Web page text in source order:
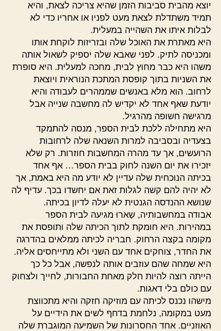
יוצא מהבית סביבות הזמן שהיא צריכה לצאת, והיא
תמיד משתדלת לצאת מעט לפניו או אחריו כדי לא
לבלות איתו את השהייה במעלית.
היא מאתרת את האוכל שלה ובזריזות לוקחת אותו
ומכניסה לתיק. לפני שאבא שלה יספיק לשאול אותה
משהו היא כבר מחוץ לבית, מחכה למעלית. היא סופרת
את השניות בתוך קופסת המתכת הנוראית ויוצאת
לרחוב. הוא מלא באנשים שממהרים לעבודה והיא
יודעת שאף אחד לא יקדיש לה מחשבה שנייה אבל
מרגישה חשופה מהרגיל.
היא מתחילה ללכת לבית הספר, מנסה להתמקד
בצעדיה ובסביבה למרות השנאה שלה לרחובות
הרועשים, אך עד מהרה המחשבות חוזרות. רק שלא
יזכירו את יום השנה לחוק בבית הספר… אף אחד
בכיתה הנוכחית שלה עדיין לא יודע מה היא באמת, אך
לא יהיה להם קשה לגלות זאת אם יחשדו בכך. עדיף לה
שנושא ההנדסה הגנטית לא יעלה לדיון בכיתה.
אבודה במחשבותיה, שַארוּ מגיעה לבית הספר
במהירות. היא חומקת לתוך הכיתה שלה ותופסת את
מקומה בקצה הרחוק. חבריה לכיתה ממלאים בהדרגה
את החדר, צוחקים אחד עם השני ולא מתייחסים אליה.
היא שמחה שהם עוזבים אותה לנפשה, אבל כל כך
הייתה רוצה להיות חלק מאחת החבורות, לחייך ולצחוק
עם כולם בלי דאגות.
מישהו נכנס לכיתה עם מוזיקה חזקה והיא מתכווצת
מעט במקומה, נלחמת בדחף לשים את הידיים על
האוזניים. אחד החסרונות של השמיעה המוגברת שלה